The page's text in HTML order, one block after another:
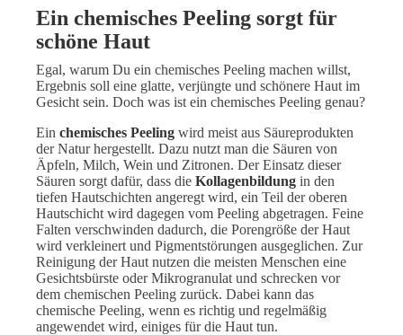
Ein chemisches Peeling sorgt für
schöne Haut
Egal, warum Du ein chemisches Peeling machen willst,
Ergebnis soll eine glatte, verjüngte und schönere Haut im
Gesicht sein. Doch was ist ein chemisches Peeling genau?
Ein chemisches Peeling wird meist aus Säureprodukten
der Natur hergestellt. Dazu nutzt man die Säuren von
Äpfeln, Milch, Wein und Zitronen. Der Einsatz dieser
Säuren sorgt dafür, dass die Kollagenbildung in den
tiefen Hautschichten angeregt wird, ein Teil der oberen
Hautschicht wird dagegen vom Peeling abgetragen. Feine
Falten verschwinden dadurch, die Porengröße der Haut
wird verkleinert und Pigmentstörungen ausgeglichen. Zur
Reinigung der Haut nutzen die meisten Menschen eine
Gesichtsbürste oder Mikrogranulat und schrecken vor
dem chemischen Peeling zurück. Dabei kann das
chemische Peeling, wenn es richtig und regelmäßig
angewendet wird, einiges für die Haut tun.